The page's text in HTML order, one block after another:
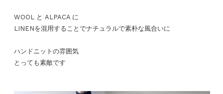
WOOL と ALPACA に
LINENを混用することでナチュラルで素朴な風合いに
ハンドニットの雰囲気
とっても素敵です